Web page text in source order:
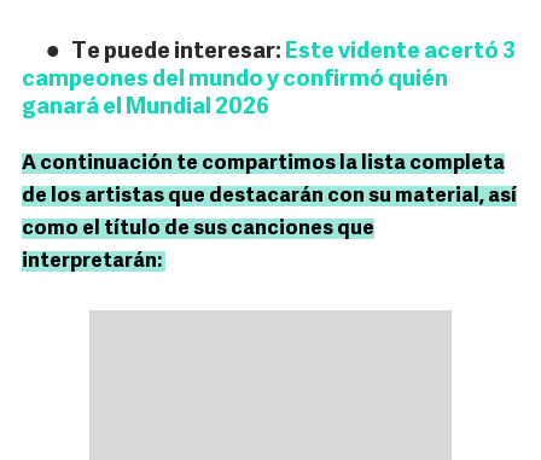
Te puede interesar: Este vidente acertó 3
campeones del mundo y confirmó quién
ganará el Mundial 2026
A continuación te compartimos la lista completa
de los artistas que destacarán con su material, así
como el título de sus canciones que
interpretarán: